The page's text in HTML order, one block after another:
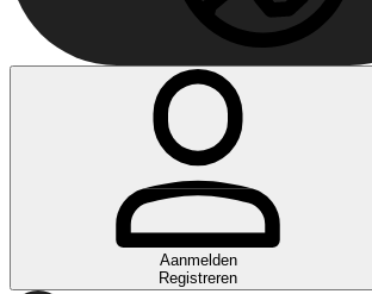
Aanmelden
Registreren